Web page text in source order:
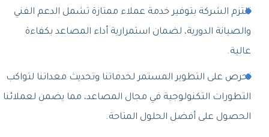
تلتزم الشركة بتوفير خدمة عملاء ممتازة تشمل الدعم الفني
والصيانة الدورية، لضمان استمرارية أداء المصاعد بكفاءة
عالية.
نحرص على التطوير المستمر لخدماتنا وتحديث معداتنا لتواكب
التطورات التكنولوجية في مجال المصاعد، مما يضمن لعملائنا
الحصول على أفضل الحلول المتاحة.